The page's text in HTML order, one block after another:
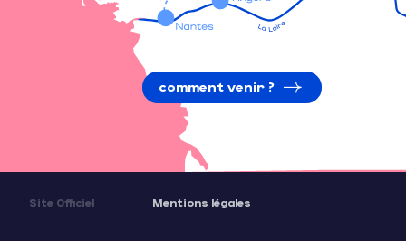
comment venir ?
Site Officiel Mentions légales